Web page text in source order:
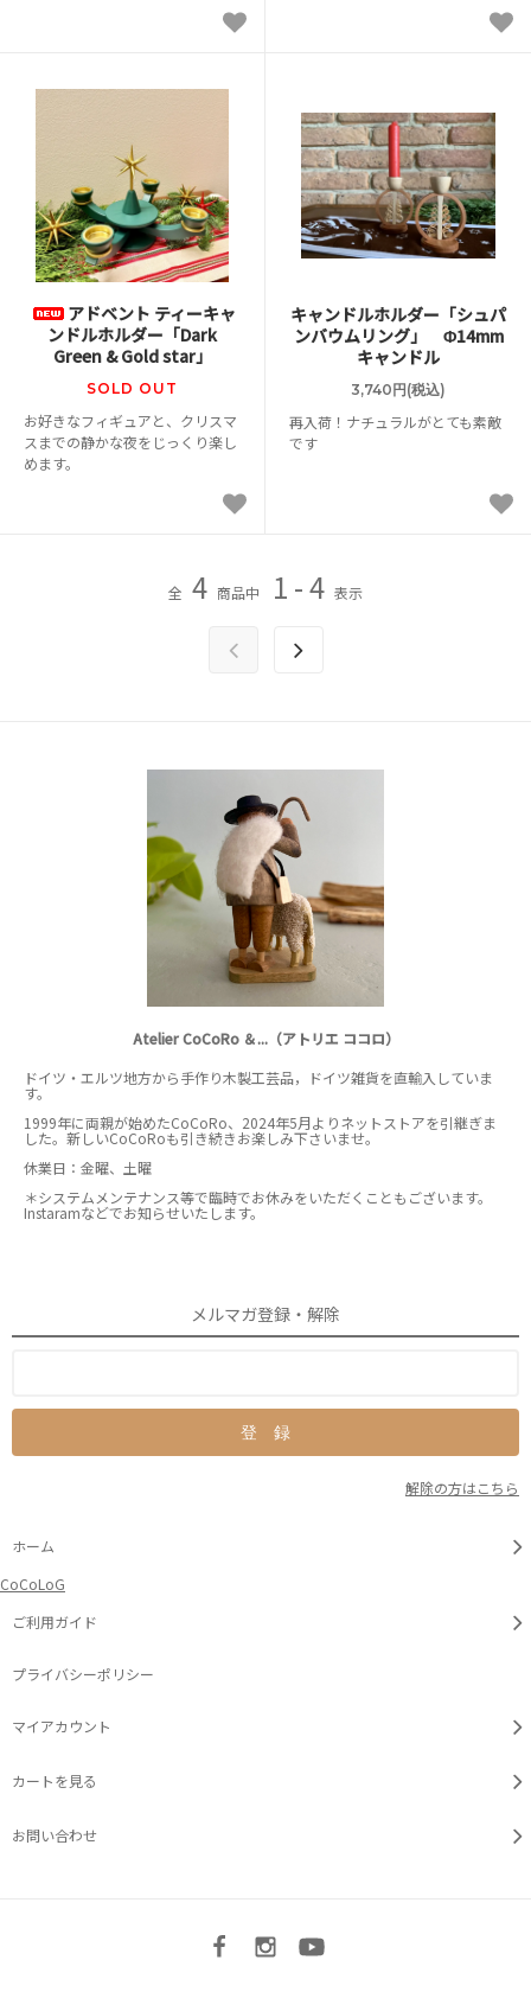
アドベント ティーキャ
ンドルホルダー「Dark
Green & Gold star」
SOLD OUT
お好きなフィギュアと、クリスマ
スまでの静かな夜をじっくり楽し
めます。
キャンドルホルダー「シュパ
ンバウムリング」 Φ14mm
キャンドル
3,740円(税込)
再入荷！ナチュラルがとても素敵
です
全 4 商品中 1 - 4 表示
Atelier CoCoRo ＆...（アトリエ ココロ）
ドイツ・エルツ地方から手作り木製工芸品，ドイツ雑貨を直輸入していま
す。
1999年に両親が始めたCoCoRo、2024年5月よりネットストアを引継ぎま
した。新しいCoCoRoも引き続きお楽しみ下さいませ。
休業日：金曜、土曜
＊システムメンテナンス等で臨時でお休みをいただくこともございます。
Instaramなどでお知らせいたします。
メルマガ登録・解除
解除の方はこちら
ホーム
CoCoLoG
ご利用ガイド
プライバシーポリシー
マイアカウント
カートを見る
お問い合わせ